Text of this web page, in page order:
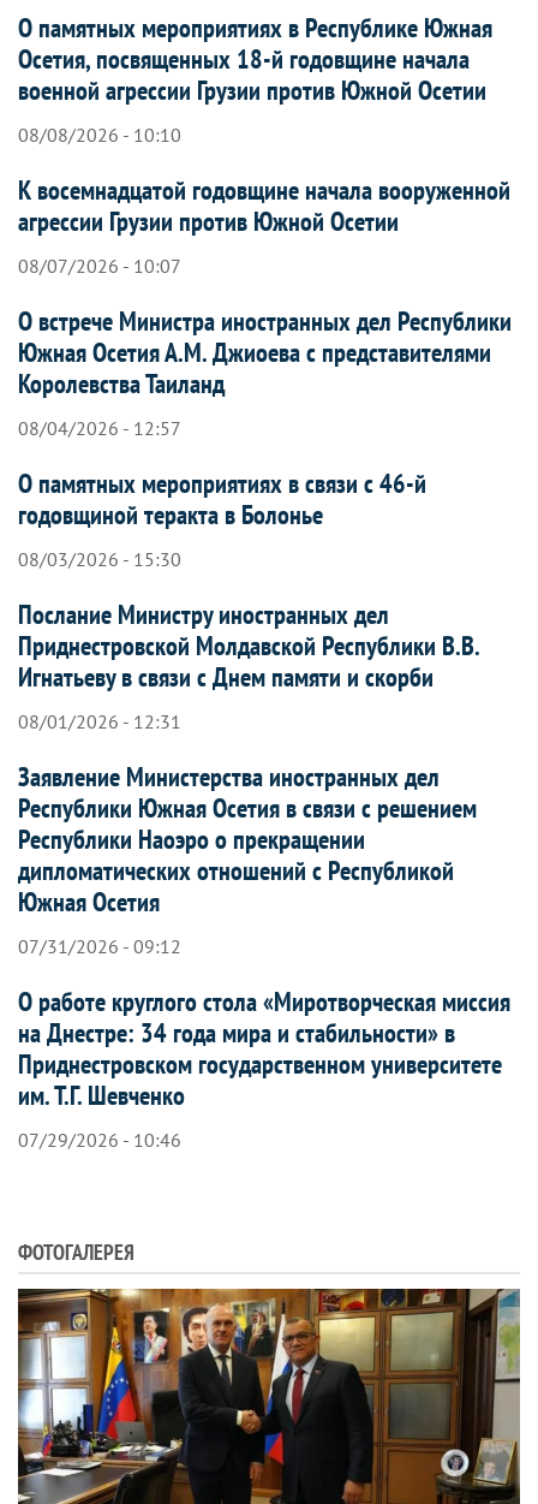
О памятных мероприятиях в Республике Южная
Осетия, посвященных 18-й годовщине начала
военной агрессии Грузии против Южной Осетии
08/08/2026 - 10:10
К восемнадцатой годовщине начала вооруженной
агрессии Грузии против Южной Осетии
08/07/2026 - 10:07
О встрече Министра иностранных дел Республики
Южная Осетия А.М. Джиоева с представителями
Королевства Таиланд
08/04/2026 - 12:57
О памятных мероприятиях в связи с 46-й
годовщиной теракта в Болонье
08/03/2026 - 15:30
Послание Министру иностранных дел
Приднестровской Молдавской Республики В.В.
Игнатьеву в связи с Днем памяти и скорби
08/01/2026 - 12:31
Заявление Министерства иностранных дел
Республики Южная Осетия в связи с решением
Республики Наоэро о прекращении
дипломатических отношений с Республикой
Южная Осетия
07/31/2026 - 09:12
О работе круглого стола «Миротворческая миссия
на Днестре: 34 года мира и стабильности» в
Приднестровском государственном университете
им. Т.Г. Шевченко
07/29/2026 - 10:46
ФОТОГАЛЕРЕЯ